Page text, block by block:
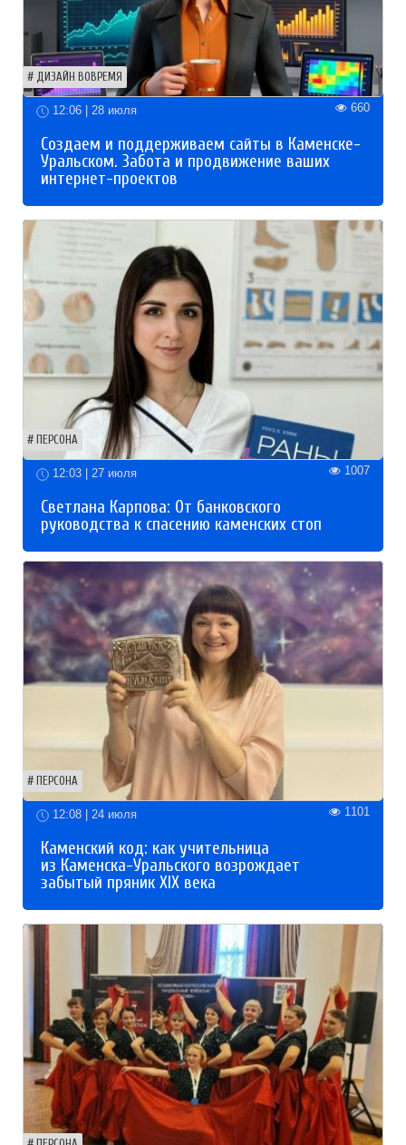
ДИЗАЙН ВОВРЕМЯ
12:06 | 28 июля 660
Создаем и поддерживаем сайты в Каменске-
Уральском. Забота и продвижение ваших
интернет-проектов
ПЕРСОНА
12:03 | 27 июля 1007
Светлана Карпова: От банковского
руководства к спасению каменских стоп
ПЕРСОНА
12:08 | 24 июля 1101
Каменский код: как учительница
из Каменска-Уральского возрождает
забытый пряник XIX века